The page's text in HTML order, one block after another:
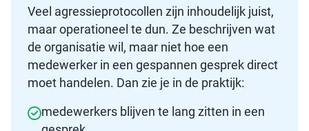
Veel agressieprotocollen zijn inhoudelijk juist,
maar operationeel te dun. Ze beschrijven wat
de organisatie wil, maar niet hoe een
medewerker in een gespannen gesprek direct
moet handelen. Dan zie je in de praktijk:
medewerkers blijven te lang zitten in een